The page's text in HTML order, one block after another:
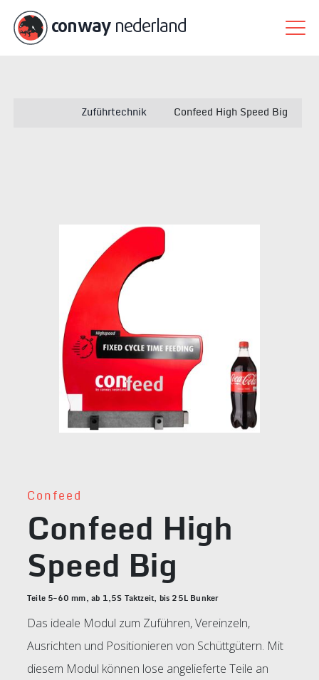
conwaynederland
Zuführtechnik Confeed High Speed Big
Confeed
Confeed High
Speed Big
Teile 5–60 mm, ab 1,5S Taktzeit, bis 25L Bunker
Das ideale Modul zum Zuführen, Vereinzeln,
Ausrichten und Positionieren von Schüttgütern. Mit
diesem Modul können lose angelieferte Teile an